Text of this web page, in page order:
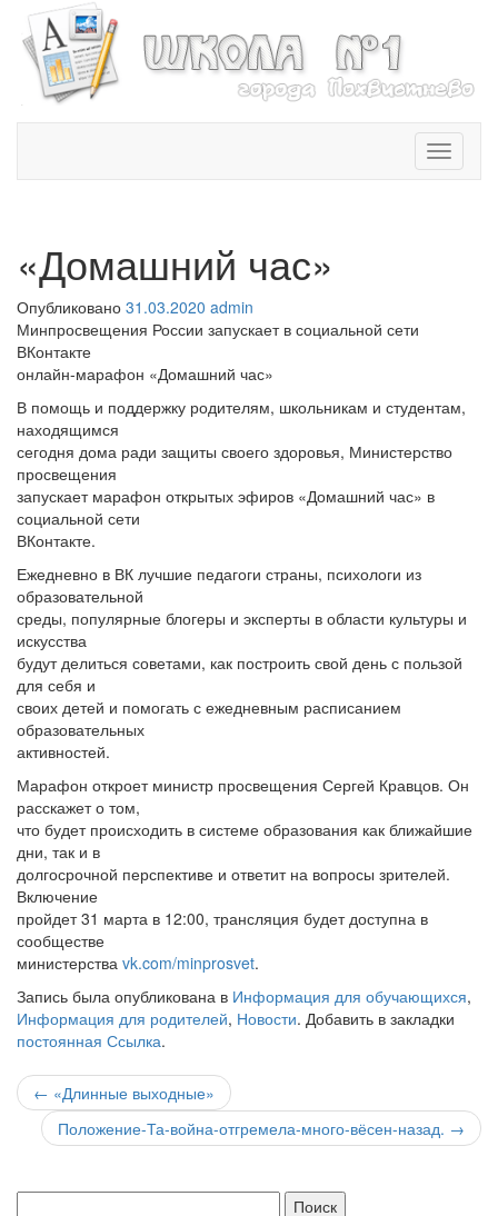
T
o
t
o
«Домашний час»
Опубликовано 31.03.2020 admin
Минпросвещения России запускает в социальной сети
ВКонтакте
онлайн-марафон «Домашний час»
В помощь и поддержку родителям, школьникам и студентам,
находящимся
сегодня дома ради защиты своего здоровья, Министерство
просвещения
запускает марафон открытых эфиров «Домашний час» в
социальной сети
ВКонтакте.
Ежедневно в ВК лучшие педагоги страны, психологи из
образовательной
среды, популярные блогеры и эксперты в области культуры и
искусства
будут делиться советами, как построить свой день с пользой
для себя и
своих детей и помогать с ежедневным расписанием
образовательных
активностей.
Марафон откроет министр просвещения Сергей Кравцов. Он
расскажет о том,
что будет происходить в системе образования как ближайшие
дни, так и в
долгосрочной перспективе и ответит на вопросы зрителей.
Включение
пройдет 31 марта в 12:00, трансляция будет доступна в
сообществе
министерства vk.com/minprosvet.
Запись была опубликована в Информация для обучающихся,
Информация для родителей, Новости. Добавить в закладки
постоянная Ссылка.
Навигация
по
записи
← «Длинные выходные»
Положение-Та-война-отгремела-много-вёсен-назад. →